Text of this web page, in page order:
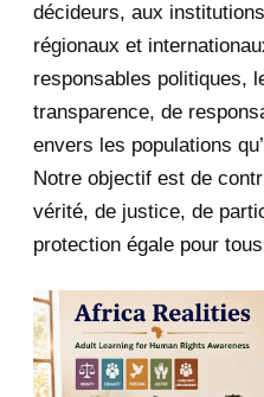
January 2020
June 2019
2018
April 2018
March 2018
February
décideurs, aux
régionaux et
responsables politiques,
transparence, de
envers les populations
Notre objectif est de
vérité, de justice, de
protection égale pour